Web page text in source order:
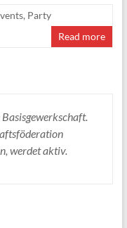
, Party
Read more
werdet aktiv.